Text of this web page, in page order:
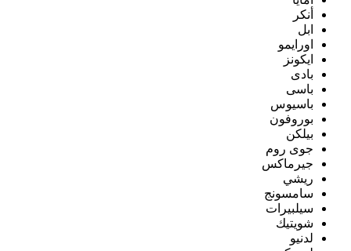
أنكر
ابل
اورايمو
ايكونز
بادى
باسى
باسيوس
بوروفون
بيلكن
جوى روم
جيرماكس
ريشي
سامسونج
سيلبيرات
شويتيك
لدنيو